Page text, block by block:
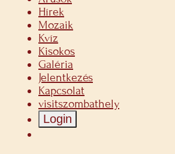
Hírek
Mozaik
Kvíz
Kisokos
Galéria
Jelentkezés
Kapcsolat
visitszombathely
Login